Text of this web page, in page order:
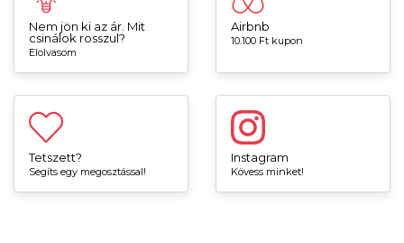
Nem jön ki az ár. Mit
csinálok rosszul?
Elolvasom
Airbnb
10.100 Ft kupon
Tetszett?
Segíts egy megosztással!
Instagram
Kövess minket!